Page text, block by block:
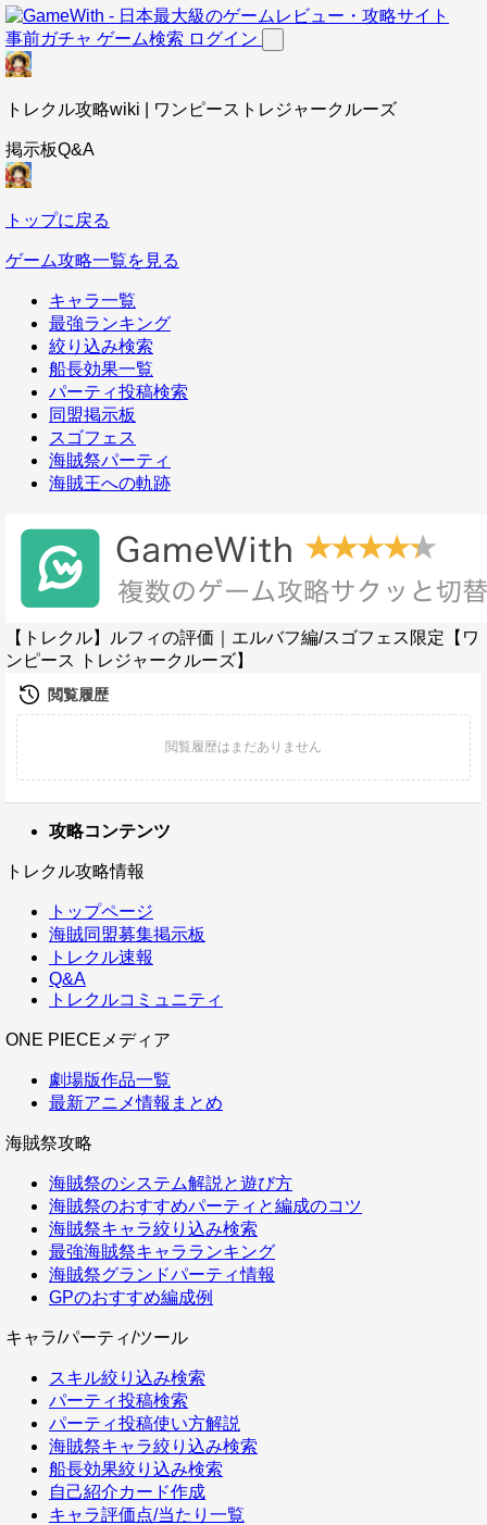
事前ガチャ ゲーム検索 ログイン
トレクル攻略wiki | ワンピーストレジャークルーズ
掲示板Q&A
トップに戻る
ゲーム攻略一覧を見る
キャラ一覧
最強ランキング
絞り込み検索
船長効果一覧
パーティ投稿検索
同盟掲示板
スゴフェス
海賊祭パーティ
海賊王への軌跡
【トレクル】ルフィの評価｜エルバフ編/スゴフェス限定【ワ
ンピース トレジャークルーズ】
攻略コンテンツ
トレクル攻略情報
トップページ
海賊同盟募集掲示板
トレクル速報
Q&A
トレクルコミュニティ
ONE PIECEメディア
劇場版作品一覧
最新アニメ情報まとめ
海賊祭攻略
海賊祭のシステム解説と遊び方
海賊祭のおすすめパーティと編成のコツ
海賊祭キャラ絞り込み検索
最強海賊祭キャラランキング
海賊祭グランドパーティ情報
GPのおすすめ編成例
キャラ/パーティ/ツール
スキル絞り込み検索
パーティ投稿検索
パーティ投稿使い方解説
海賊祭キャラ絞り込み検索
船長効果絞り込み検索
自己紹介カード作成
キャラ評価点/当たり一覧